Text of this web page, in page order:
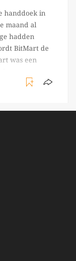
handdoek in
maand al
hadden
BitMart de
was een
te handelen